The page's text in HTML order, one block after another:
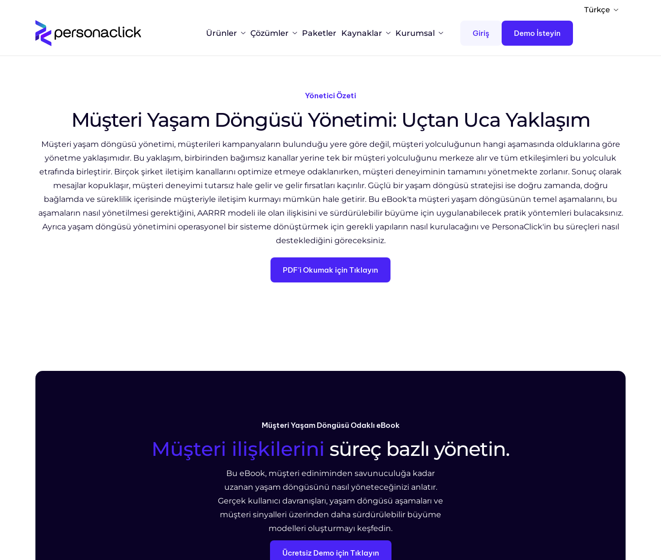
Türkçe
Ürünler Çözümler Paketler Kaynaklar Kurumsal Giriş Demo İsteyin
Yönetici Özeti
Müşteri Yaşam Döngüsü Yönetimi: Uçtan Uca Yaklaşım
Müşteri yaşam döngüsü yönetimi, müşterileri kampanyaların bulunduğu yere göre değil, müşteri yolculuğunun hangi aşamasında olduklarına göre
yönetme yaklaşımıdır. Bu yaklaşım, birbirinden bağımsız kanallar yerine tek bir müşteri yolculuğunu merkeze alır ve tüm etkileşimleri bu yolculuk
etrafında birleştirir. Birçok şirket iletişim kanallarını optimize etmeye odaklanırken, müşteri deneyiminin tamamını yönetmekte zorlanır. Sonuç olarak
mesajlar kopuklaşır, müşteri deneyimi tutarsız hale gelir ve gelir fırsatları kaçırılır. Güçlü bir yaşam döngüsü stratejisi ise doğru zamanda, doğru
bağlamda ve süreklilik içerisinde müşteriyle iletişim kurmayı mümkün hale getirir. Bu eBook'ta müşteri yaşam döngüsünün temel aşamalarını, bu
aşamaların nasıl yönetilmesi gerektiğini, AARRR modeli ile olan ilişkisini ve sürdürülebilir büyüme için uygulanabilecek pratik yöntemleri bulacaksınız.
Ayrıca yaşam döngüsü yönetimini operasyonel bir sisteme dönüştürmek için gerekli yapıların nasıl kurulacağını ve PersonaClick'in bu süreçleri nasıl
desteklediğini göreceksiniz.
PDF'i Okumak için Tıklayın
Müşteri Yaşam Döngüsü Odaklı eBook
Müşteri ilişkilerini süreç bazlı yönetin.
Bu eBook, müşteri ediniminden savunuculuğa kadar
uzanan yaşam döngüsünü nasıl yöneteceğinizi anlatır.
Gerçek kullanıcı davranışları, yaşam döngüsü aşamaları ve
müşteri sinyalleri üzerinden daha sürdürülebilir büyüme
modelleri oluşturmayı keşfedin.
Ücretsiz Demo için Tıklayın